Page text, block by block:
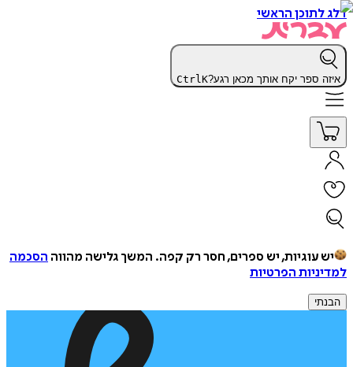
דלג לתוכן הראשי
איזה ספר יקח אותך מכאן רגע? CtrlK
יש עוגיות, יש ספרים, חסר רק קפה. המשך גלישה מהווה הסכמה
למדיניות הפרטיות
הבנתי